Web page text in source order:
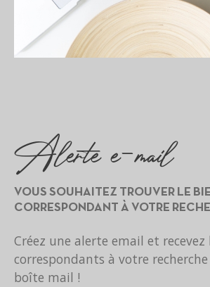
alerte e-mail
VOUS SOUHAITEZ TROUVER LE
CORRESPONDANT À VOTRE
Créez une alerte email et recevez
correspondants à votre recherche
boîte mail !